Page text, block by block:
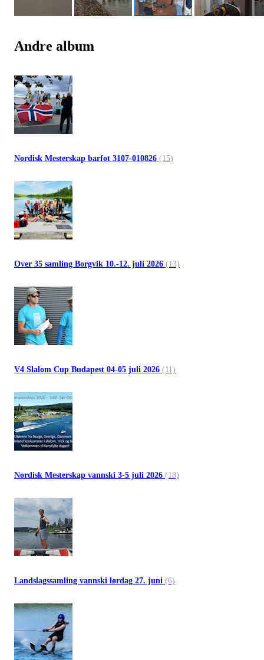
Andre album
Nordisk Mesterskap barfot 3107-010826 (15)
Over 35 samling Borgvik 10.-12. juli 2026 (13)
V4 Slalom Cup Budapest 04-05 juli 2026 (11)
Nordisk Mesterskap vannski 3-5 juli 2026 (18)
Landslagssamling vannski lørdag 27. juni (6)